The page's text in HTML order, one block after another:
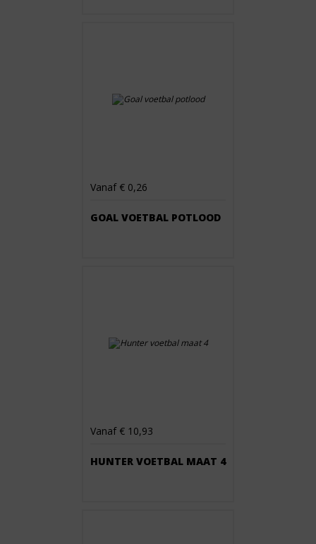
Vanaf € 0,26
GOAL VOETBAL POTLOOD
Vanaf € 10,93
HUNTER VOETBAL MAAT 4